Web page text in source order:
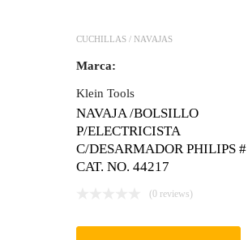
CUCHILLAS / NAVAJAS
Marca:
Klein Tools
NAVAJA /BOLSILLO
P/ELECTRICISTA
C/DESARMADOR PHILIPS #
CAT. NO. 44217
(0 reviews)